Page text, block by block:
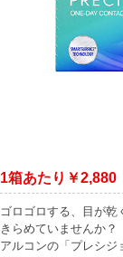
1箱あたり￥2,880
ゴロゴロする、目が
きらめていませんか？
アルコンの「プレシジ